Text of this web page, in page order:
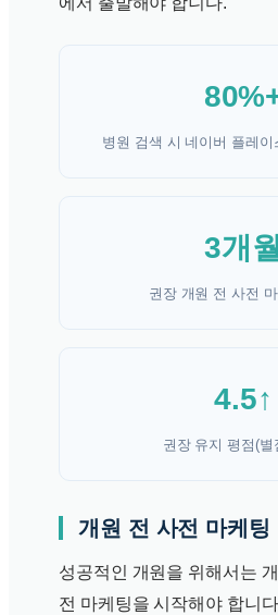
병원 검색 시 네이버 플레
3개월
권장 개원 전 사전
4.5↑
권장 유지 평점(별
개원 전 사전 마케팅
성공적인 개원을 위해서는
전 마케팅을 시작해야 합니